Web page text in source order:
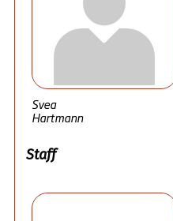
Svea
Hartmann
Staff